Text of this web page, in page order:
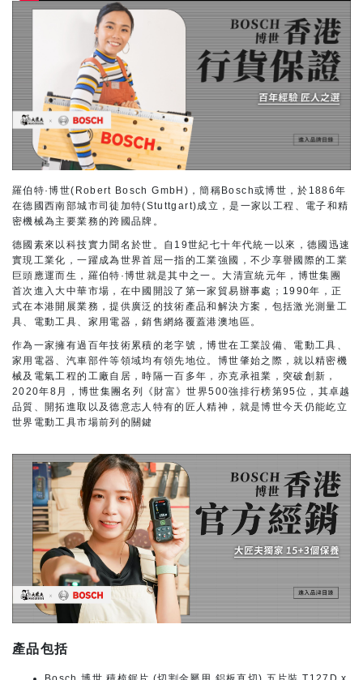
羅伯特·博世(Robert Bosch GmbH)，簡稱Bosch或博世，於1886年
在德國西南部城市司徒加特(Stuttgart)成立，是一家以工程、電子和精
密機械為主要業務的跨國品牌。
德國素來以科技實力聞名於世。自19世紀七十年代統一以來，德國迅速
實現工業化，一躍成為世界首屈一指的工業強國，不少享譽國際的工業
巨頭應運而生，羅伯特·博世就是其中之一。大清宣統元年，博世集團
首次進入大中華市場，在中國開設了第一家貿易辦事處；1990年，正
式在本港開展業務，提供廣泛的技術產品和解決方案，包括激光測量工
具、電動工具、家用電器，銷售網絡覆蓋港澳地區。
作為一家擁有過百年技術累積的老字號，博世在工業設備、電動工具、
家用電器、汽車部件等領域均有領先地位。博世肇始之際，就以精密機
械及電氣工程的工廠自居，時隔一百多年，亦克承祖業，突破創新，
2020年8月，博世集團名列《財富》世界500強排行榜第95位，其卓越
品質、開拓進取以及德意志人特有的匠人精神，就是博世今天仍能屹立
世界電動工具市場前列的關鍵
產品包括